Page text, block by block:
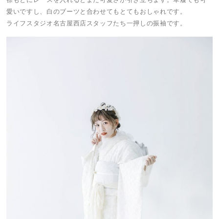
愛いですし、白のブーツと合わせてもとてもおしゃれです。
ライフスタジオ名古屋西店スタッフたち一押しの振袖です。